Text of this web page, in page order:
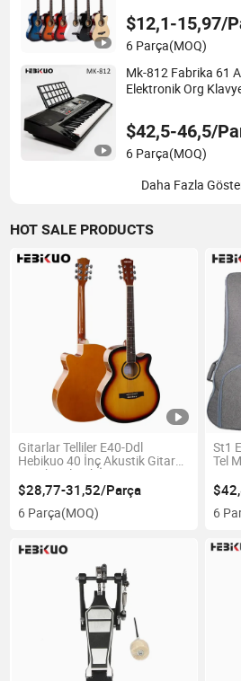
$12,1-15,97/
6 Parça(MOQ)
Mk-812 Fabrika 61
Elektronik Org
$42,5-46,5/
6 Parça(MOQ)
Daha Fazla
HOT SALE PRODUCTS
Gitarlar Telliler E40-Ddl
Hebikuo 40 İnç Akustik Gitar
Müzik Çalmak İçin
$28,77-31,52/Parça
6 Parça(MOQ)
St1
Tel
6